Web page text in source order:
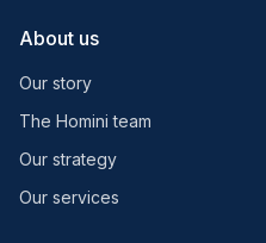
About us
Our story
The Homini team
Our strategy
Our services